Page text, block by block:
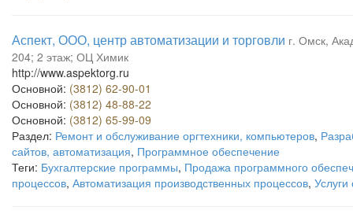
Аспект, ООО, центр автоматизации и торговли г. Омск,
204; 2 этаж; ОЦ Химик
http://www.aspektorg.ru
Основной: (3812) 62-90-01
Основной: (3812) 48-88-22
Основной: (3812) 65-99-09
Раздел: Ремонт и обслуживание оргтехники, компьютеров,
сайтов, автоматизация, Программное обеспечение
Теги: Бухгалтерские программы, Продажа программного
процессов, Автоматизация производственных процессов,